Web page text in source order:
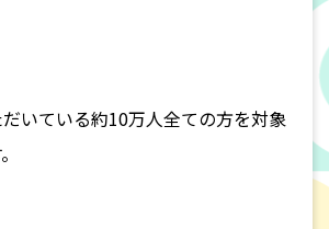
いている約10万人全ての方を対象